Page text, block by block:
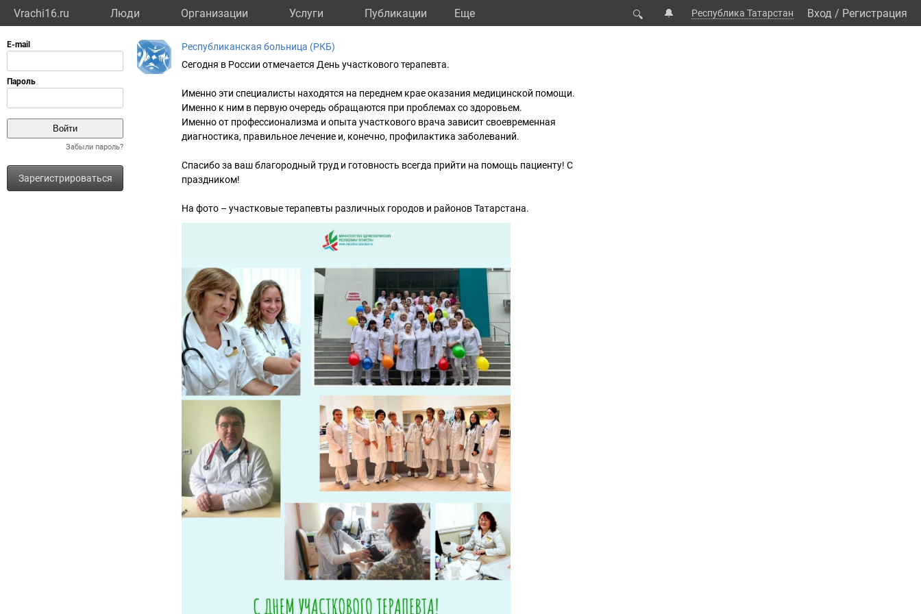
Vrachi16.ru Люди Организации Услуги Публикации Eще 🔍 🔔 Республика Татарстан Вход / Регистрация
Забыли пароль?
Зарегистрироваться
Республиканская больница (РКБ)
Сегодня в России отмечается День участкового терапевта.
Именно эти специалисты находятся на переднем крае оказания медицинской помощи.
Именно к ним в первую очередь обращаются при проблемах со здоровьем.
Именно от профессионализма и опыта участкового врача зависит своевременная
диагностика, правильное лечение и, конечно, профилактика заболеваний.
Спасибо за ваш благородный труд и готовность всегда прийти на помощь пациенту! С
праздником!
На фото – участковые терапевты различных городов и районов Татарстана.